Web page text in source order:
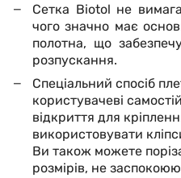
Сетка Biotol не
чого значно має
полотна, що
розпускання.
Спеціальний спосіб
користувачеві
відкриття для
використовувати
Ви також можете
розмірів, не